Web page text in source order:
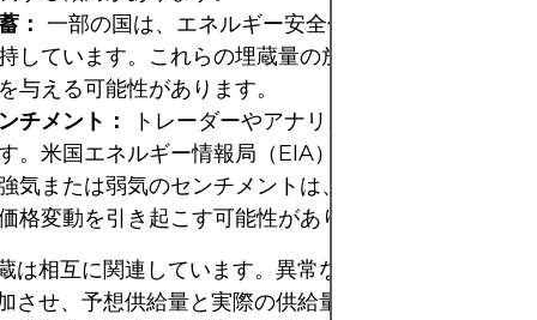
： 一部の国は、エネルギー安全保障を確保するため
しています。これらの埋蔵量の放出や追加は、価格
与える可能性があります。
チメント：
トレーダーやアナリストは、貯蔵データ
。米国エネルギー情報局（EIA）などの機関による在
気または弱気のセンチメントは、投機的な取引を誘
格変動を引き起こす可能性があります。
は相互に関連しています。異常な気温は貯蔵量を予
させ、予想供給量と実際の供給量の不一致を生じさ